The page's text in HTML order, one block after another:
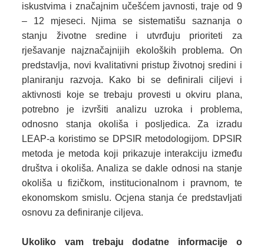
iskustvima i značajnim učešćem javnosti, traje od 9
– 12 mjeseci. Njima se sistematišu saznanja o
stanju životne sredine i utvrđuju prioriteti za
rješavanje najznačajnijih ekoloških problema. On
predstavlja, novi kvalitativni pristup životnoj sredini i
planiranju razvoja. Kako bi se definirali ciljevi i
aktivnosti koje se trebaju provesti u okviru plana,
potrebno je izvršiti analizu uzroka i problema,
odnosno stanja okoliša i posljedica. Za izradu
LEAP-a koristimo se DPSIR metodologijom. DPSIR
metoda je metoda koji prikazuje interakciju između
društva i okoliša. Analiza se dakle odnosi na stanje
okoliša u fizičkom, institucionalnom i pravnom, te
ekonomskom smislu. Ocjena stanja će predstavljati
osnovu za definiranje ciljeva.
Ukoliko vam trebaju dodatne informacije o